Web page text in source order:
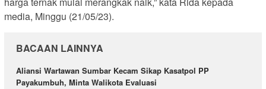
media, Minggu (21/05/23).
BACAAN LAINNYA
Aliansi Wartawan Sumbar Kecam Sikap Kasatpol PP
Payakumbuh, Minta Walikota Evaluasi